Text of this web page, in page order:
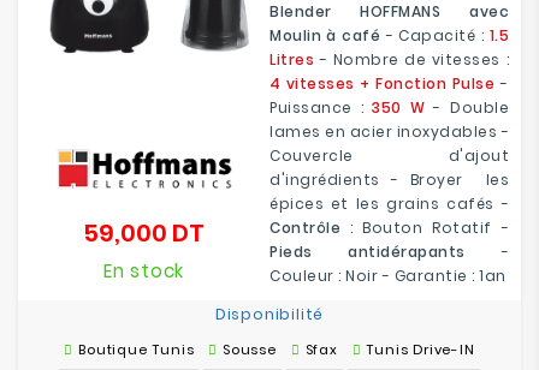
Blender HOFFMANS avec
Moulin à café - Capacité : 1.5
Litres - Nombre de vitesses :
4 vitesses + Fonction Pulse-
Puissance : 350 W - Double
lames en acier inoxydables -
Couvercle d'ajout
d'ingrédients - Broyer les
épices et les grains cafés -
Contrôle : Bouton Rotatif -
Pieds antidérapants
-
Couleur : Noir - Garantie : 1an
59,000 DT
En stock
Disponibilité
Boutique Tunis Sousse Sfax Tunis Drive-IN